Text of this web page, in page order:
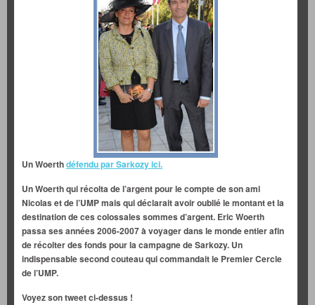
Un Woerthdéfendu par Sarkozy ici.
Un Woerth qui récolta de l’argent pour le compte de son ami
Nicolas et de l’UMP mais qui déclarait avoir oublié le montant et la
destinationde ces colossales sommes d’argent. Eric Woerth
passa ses années 2006-2007 à voyager dans le monde entier afin
de récolter des fonds pour la campagne de Sarkozy. Un
indispensable second couteau qui commandait le Premier Cercle
de l’UMP.
Voyez son tweet ci-dessus !